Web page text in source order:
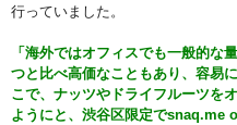
行っていました。
「海外ではオフィスでも一般的な
つと比べ高価なこともあり、容易
こで、ナッツやドライフルーツを
ようにと、渋谷区限定でsnaq.me